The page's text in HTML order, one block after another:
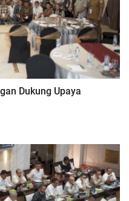
Dukung Upaya